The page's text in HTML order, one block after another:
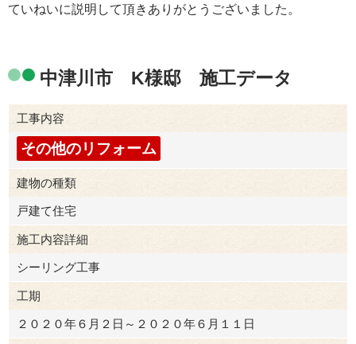
ていねいに説明して頂きありがとうございました。
中津川市 K様邸 施工データ
工事内容
その他のリフォーム
建物の種類
戸建て住宅
施工内容詳細
シーリング工事
工期
２０２０年６月２日～２０２０年６月１１日